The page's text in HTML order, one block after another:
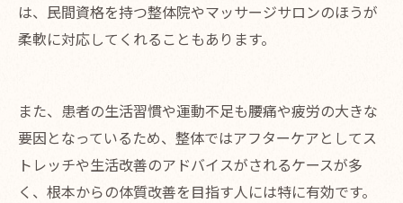
は、民間資格を持つ整体院やマッサージサロンのほうが
柔軟に対応してくれることもあります。
また、患者の生活習慣や運動不足も腰痛や疲労の大きな
要因となっているため、整体ではアフターケアとしてス
トレッチや生活改善のアドバイスがされるケースが多
く、根本からの体質改善を目指す人には特に有効です。